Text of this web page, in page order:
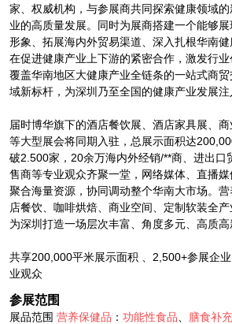
家、权威机构，与参展商共同探索健康领域
业的高质量发展。同时为展商搭建一个能够
形象、拓展海内外贸易渠道、深入扎根华南
在促进健康产业上下游的紧密合作，激发行
覆盖华南地区大健康产业全链条的一站式商
域新标杆，为深圳乃至全国的健康产业发展注
届时博华旗下的酒店餐饮展、酒店家具展、
等大型展会将同期入驻，总展示面积达
破2.500家，20余万海内外经销/**商、进出口
售商等专业观众齐聚一堂，网络媒体、直播媒
聚合海量资源，协同调动整个华南大市场。
店餐饮、咖啡烘焙、商业空间、定制软装全产
为深圳打造一场层次丰富、角度多元、高质高
共享200,000平米展示面积 、2,500+参展企
业观众
参展范围
展品范围 营养保健品 ： 功能性食品 膳食补